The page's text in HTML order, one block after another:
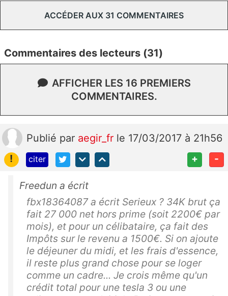
ACCÉDER AUX 31 COMMENTAIRES
Commentaires des lecteurs (31)
AFFICHER LES 16 PREMIERS
COMMENTAIRES.
Publié par aegir_fr le 17/03/2017 à 21h56
!
citer + -
Freedun a écrit
fbx18364087 a écrit Serieux ? 34K brut ça
fait 27 000 net hors prime (soit 2200€ par
mois), et pour un célibataire, ça fait des
Impôts sur le revenu a 1500€. Si on ajoute
le déjeuner du midi, et les frais d'essence,
il reste plus grand chose pour se loger
comme un cadre... Je crois même qu'un
crédit total pour une tesla 3 ou une